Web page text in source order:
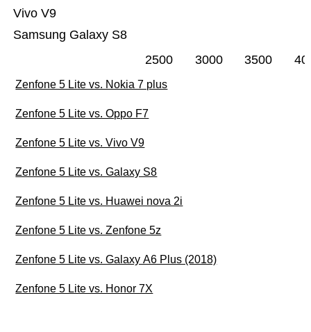
Samsung Galaxy S8
Vivo V9
2500 3000 3500
Zenfone 5 Lite vs. Nokia 7 plus
Zenfone 5 Lite vs. Oppo F7
Zenfone 5 Lite vs. Vivo V9
Zenfone 5 Lite vs. Galaxy S8
Zenfone 5 Lite vs. Huawei nova 2i
Zenfone 5 Lite vs. Zenfone 5z
Zenfone 5 Lite vs. Galaxy A6 Plus (2018)
Zenfone 5 Lite vs. Honor 7X